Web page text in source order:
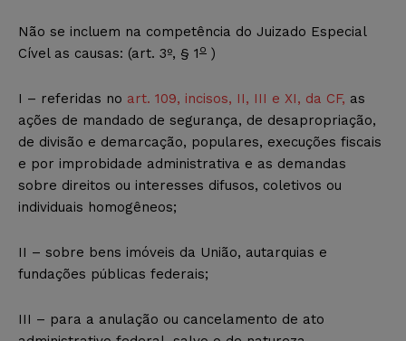
Não se incluem na competência do Juizado Especial
Cível as causas: (art. 3º, § 1 o )
I – referidas no art. 109, incisos, II, III e XI, da CF, as
ações de mandado de segurança, de desapropriação,
de divisão e demarcação, populares, execuções fiscais
e por improbidade administrativa e as demandas
sobre direitos ou interesses difusos, coletivos ou
individuais homogêneos;
II – sobre bens imóveis da União, autarquias e
fundações públicas federais;
III – para a anulação ou cancelamento de ato